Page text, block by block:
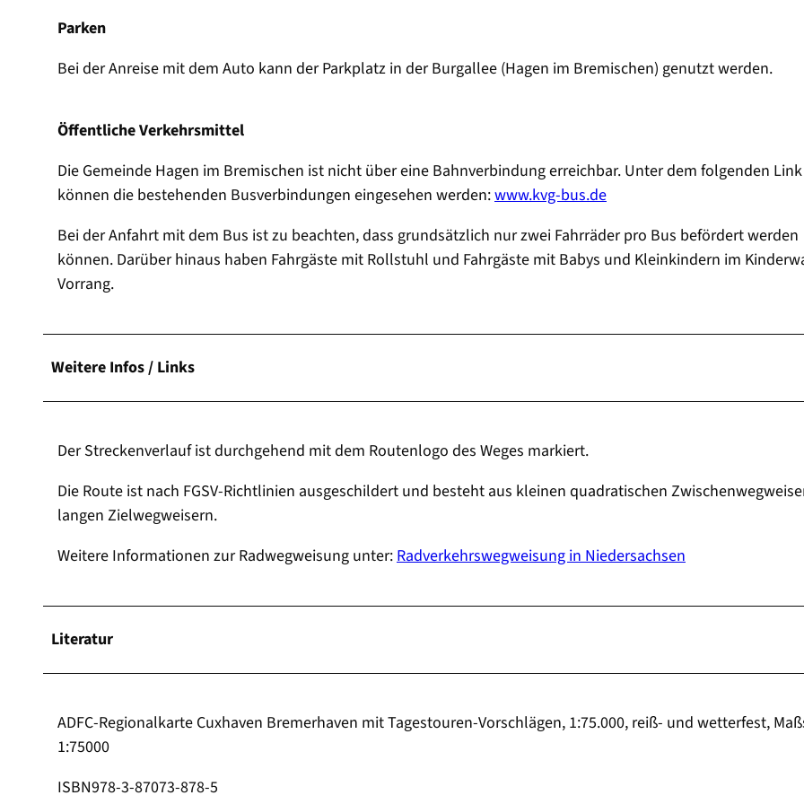
Parken
Bei der Anreise mit dem Auto kann der Parkplatz in der Burgallee (Hagen im Bremischen) genutzt werden.
Öffentliche Verkehrsmittel
Die Gemeinde Hagen im Bremischen ist nicht über eine Bahnverbindung erreichbar. Unter dem folgenden Link
können die bestehenden Busverbindungen eingesehen werden:www.kvg-bus.de
Bei der Anfahrt mit dem Bus ist zu beachten, dass grundsätzlich nur zwei Fahrräder pro Bus befördert werden
können. Darüber hinaus haben Fahrgäste mit Rollstuhl und Fahrgäste mit Babys und Kleinkindern im
Vorrang.
Weitere Infos / Links
Der Streckenverlauf ist durchgehend mit dem Routenlogo des Weges markiert.
Die Route ist nach FGSV-Richtlinien ausgeschildert und besteht aus kleinen quadratischen
langen Zielwegweisern.
Weitere Informationen zur Radwegweisung unter: Radverkehrswegweisung in Niedersachsen
Literatur
ADFC-Regionalkarte Cuxhaven Bremerhaven mit Tagestouren-Vorschlägen, 1:75.000, reiß- und wetterfest,
1:75000
ISBN978-3-87073-878-5